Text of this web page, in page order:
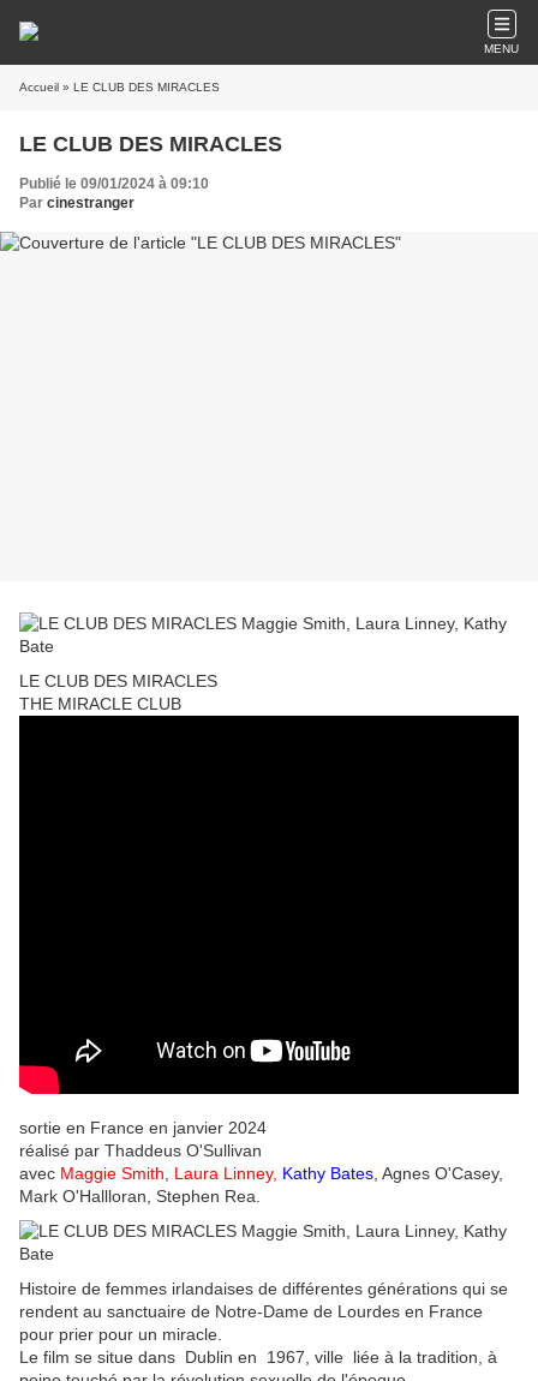
MENU
Accueil » LE CLUB DES MIRACLES
LE CLUB DES MIRACLES
Publié le 09/01/2024 à 09:10
Par cinestranger
LE CLUB DES MIRACLES
THE MIRACLE CLUB
sortie en France en janvier 2024
réalisé par Thaddeus O'Sullivan
avec Maggie Smith Laura Linney, Kathy Bates , Agnes O'Casey,
Mark O'Hallloran, Stephen Rea.
Histoire de femmes irlandaises de différentes générations qui se
rendent au sanctuaire de Notre-Dame de Lourdes en France
pour prier pour un miracle.
Le film se situe dans Dublin en 1967, ville liée à la tradition, à